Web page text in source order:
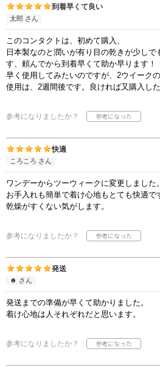
到着早くて良い
太郎 さん
このコンタクトは、初めて購入、
日本製なのと潤いが有り目の乾きが少しで
す、頼んでから到着早くて助か早ります！
早く使用してみたいのですが、2ウイーク
使用は、2週間後です。良ければ又購入し
参考になりましたか？
快適
ころころ さん
ワンデーからツーウィークに変更しました。
お手入れも簡単で着け心地もとても快適で
乾燥がすくない気がします。
参考になりましたか？
発送
☻ さん
発送までの準備が早くて助かりました。
着け心地は人それぞれだと思います。
参考になりましたか？